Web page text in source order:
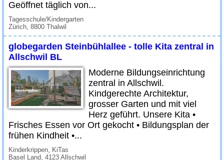
Geöffnet täglich von...
Tagesschule/Kindergarten
Zürich, 8800 Thalwil
globegarden Steinbühlallee - tolle Kita zentral in
Allschwil BL
Moderne Bildungseinrichtung
zentral in Allschwil.
Kindgerechte Architektur,
grosser Garten und mit viel
Herz geführt. Unsere Kita •
Frisches Essen vor Ort gekocht • Bildungsplan der
frühen Kindheit •...
Kinderkrippen, KiTas
Basel Land, 4123 Allschwil